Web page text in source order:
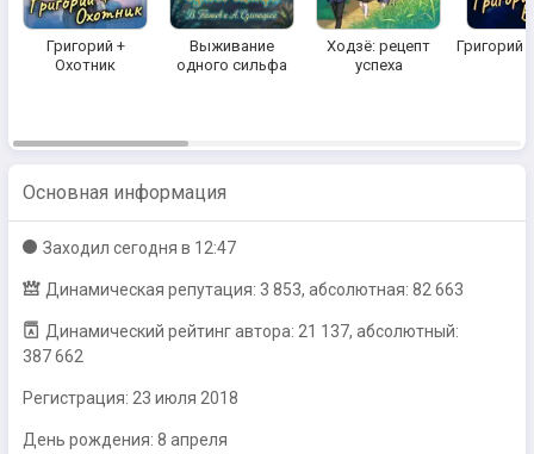
Григорий +
Охотник
Выживание
одного сильфа
Ходзё: рецепт
успеха
Григорий
Основная информация
Заходил сегодня в 12:47
Динамическая репутация: 3 853, абсолютная: 82 663
Динамический рейтинг автора: 21 137, абсолютный:
387 662
Регистрация: 23 июля 2018
День рождения: 8 апреля